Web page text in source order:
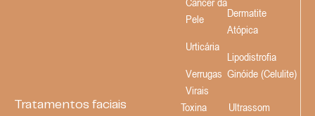
Pele
Urticária
Verrugas
Virais
Dermatite
Atópica
Lipodistrofia
Ginóide (Celulite)
Tratamentos faciais
Toxina
Ultrassom